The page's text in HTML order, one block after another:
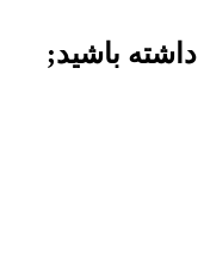
باشید;